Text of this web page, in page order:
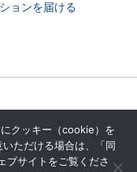
ョンを届ける
クッキー（cookie）を
ただける場合は、「同
ブサイトをご覧くださ